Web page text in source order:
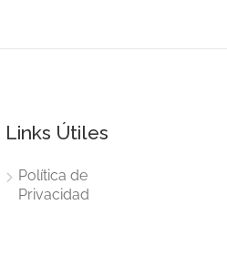
Links Útiles
Política de
Privacidad